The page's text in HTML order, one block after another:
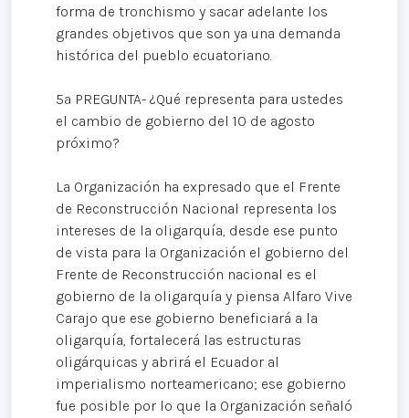
forma de tronchismo y sacar adelante los
grandes objetivos que son ya una demanda
histórica del pueblo ecuatoriano.
5ª PREGUNTA- ¿Qué representa para ustedes
el cambio de gobierno del 10 de agosto
próximo?
La Organización ha expresado que el Frente
de Reconstrucción Nacional representa los
intereses de la oligarquía, desde ese punto
de vista para la Organización el gobierno del
Frente de Reconstrucción nacional es el
gobierno de la oligarquía y piensa Alfaro Vive
Carajo que ese gobierno beneficiará a la
oligarquía, fortalecerá las estructuras
oligárquicas y abrirá el Ecuador al
imperialismo norteamericano; ese gobierno
fue posible por lo que la Organización señaló